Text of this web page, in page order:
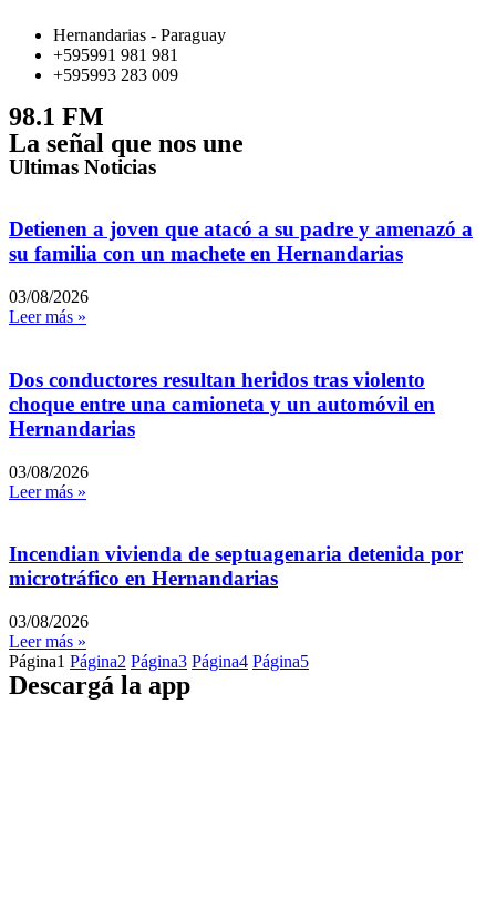
Hernandarias - Paraguay
+595991 981 981
+595993 283 009
98.1 FM
La señal que nos une
Ultimas Noticias
Detienen a joven que atacó a su padre y amenazó a
su familia con un machete en Hernandarias
03/08/2026
Leer más »
Dos conductores resultan heridos tras violento
choque entre una camioneta y un automóvil en
Hernandarias
03/08/2026
Leer más »
Incendian vivienda de septuagenaria detenida por
microtráfico en Hernandarias
03/08/2026
Leer más »
Página1 Página2 Página3 Página4 Página5
Descargá la app